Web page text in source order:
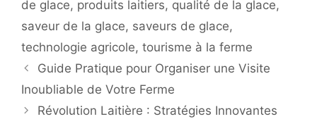
de glace, produits laitiers, qualité de la glace,
saveur de la glace, saveurs de glace,
technologie agricole, tourisme à la ferme
Guide Pratique pour Organiser une Visite
Inoubliable de Votre Ferme
Révolution Laitière : Stratégies Innovantes